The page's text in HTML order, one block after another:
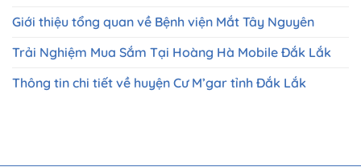
Giới thiệu tổng quan về Bệnh viện Mắt Tây Nguyên
Trải Nghiệm Mua Sắm Tại Hoàng Hà Mobile Đắk Lắk
Thông tin chi tiết về huyện Cư M’gar tỉnh Đắk Lắk